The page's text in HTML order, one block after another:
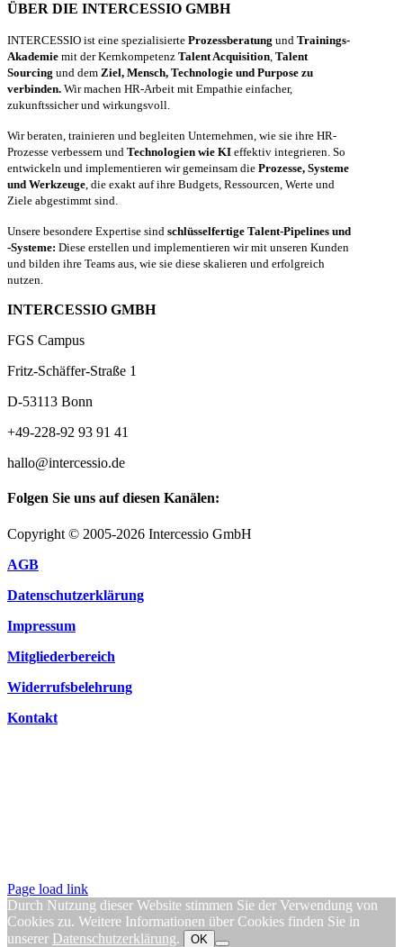
ÜBER DIE INTERCESSIO GMBH
INTERCESSIO ist eine spezialisierte Prozessberatung und Trainings-
Akademie mit der Kernkompetenz Talent Acquisition, Talent
Sourcing und dem Ziel, Mensch, Technologie und Purpose zu
verbinden. Wir machen HR-Arbeit mit Empathie einfacher,
zukunftssicher und wirkungsvoll.
Wir beraten, trainieren und begleiten Unternehmen, wie sie ihre HR-
Prozesse verbessern und Technologien wie KI effektiv integrieren. So
entwickeln und implementieren wir gemeinsam die Prozesse, Systeme
und Werkzeuge, die exakt auf ihre Budgets, Ressourcen, Werte und
Ziele abgestimmt sind.
Unsere besondere Expertise sind schlüsselfertige Talent-Pipelines und
-Systeme: Diese erstellen und implementieren wir mit unseren Kunden
und bilden ihre Teams aus, wie sie diese skalieren und erfolgreich
nutzen.
INTERCESSIO GMBH
FGS Campus
Fritz-Schäffer-Straße 1
D-53113 Bonn
+49-228-92 93 91 41
hallo@intercessio.de
Folgen Sie uns auf diesen Kanälen:
Copyright © 2005-2026 Intercessio GmbH
AGB
Datenschutzerklärung
Impressum
Mitgliederbereich
Widerrufsbelehrung
Kontakt
Page load link
Durch Nutzung dieser Website stimmen Sie der Verwendung von
Cookies zu. Weitere Informationen über Cookies finden Sie in
unserer Datenschutzerklärung. OK